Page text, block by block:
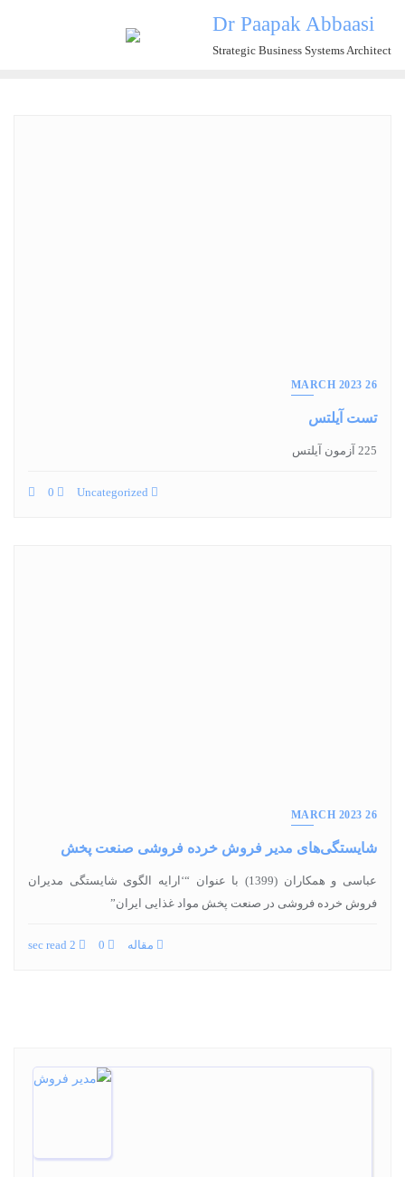
content
Dr Paapak Abbaasi
Strategic Business Systems Architect
26 MARCH 2023
تست آیلتس
225 آزمون آیلتس
26 MARCH 2023
شایستگی‌های مدیر فروش خرده فروشی صنعت پخش
عباسی و همکاران (1399) با عنوان “‘ارایه الگوی شایستگی مدیران
فروش خرده فروشی در صنعت پخش مواد غذایی ایران”
مقاله